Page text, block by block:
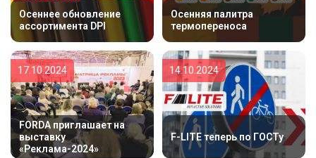
Осеннее обновление
ассортимента DPI
Осенняя палитра
термопереноса
FORDA приглашает на
выставку
«Реклама-2024»
17.10.2024
F-LITE теперь по ГОСТу
14.10.2024